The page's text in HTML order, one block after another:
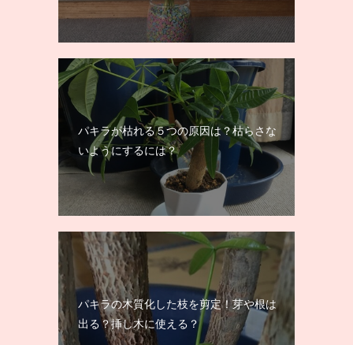
パキラが枯れる５つの原因は？枯らさな
いようにするには？
パキラの木質化した枝を剪定！芽や根は
出る？挿し木に使える？